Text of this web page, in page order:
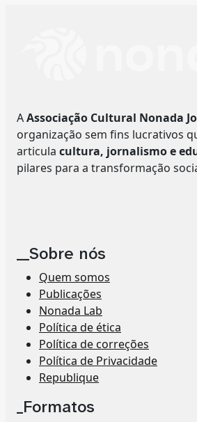
AAssociação Cultural Nonada
organização sem fins lucrativos
articula cultura, jornalismo e
pilares para a transformação
__Sobre nós
Quem somos
Publicações
Nonada Lab
Política de ética
Política de correções
Política de Privacidade
Republique
_Formatos